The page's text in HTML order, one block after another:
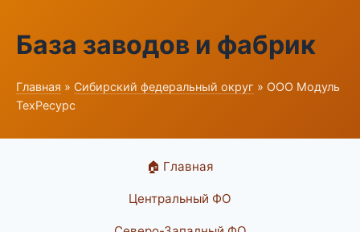
База заводов и фабрик
Главная » Сибирский федеральный округ » ООО Модуль
ТехРесурс
🏠 Главная
Центральный ФО